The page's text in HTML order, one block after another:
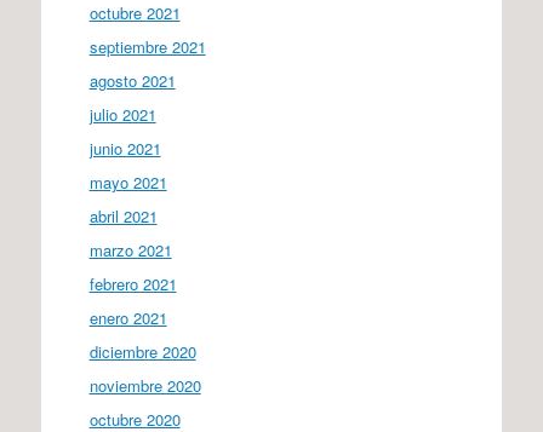
octubre 2021
septiembre 2021
agosto 2021
julio 2021
junio 2021
mayo 2021
abril 2021
marzo 2021
febrero 2021
enero 2021
diciembre 2020
noviembre 2020
octubre 2020